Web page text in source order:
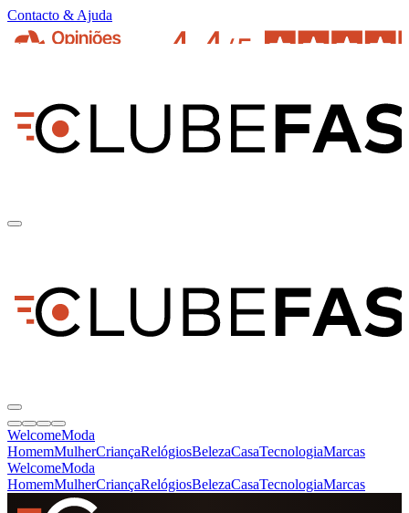
Contacto & Ajuda
WelcomeModa
HomemMulherCriançaRelógiosBelezaCasaTecnologiaMarcas
WelcomeModa
HomemMulherCriançaRelógiosBelezaCasaTecnologiaMarcas